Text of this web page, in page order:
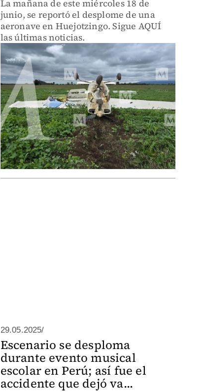
La mañana de este miércoles 18 de
junio, se reportó el desplome de una
aeronave en Huejotzingo. Sigue AQUÍ
las últimas noticias.
29.05.2025/
Escenario se desploma
durante evento musical
escolar en Perú; así fue el
accidente que dejó va...